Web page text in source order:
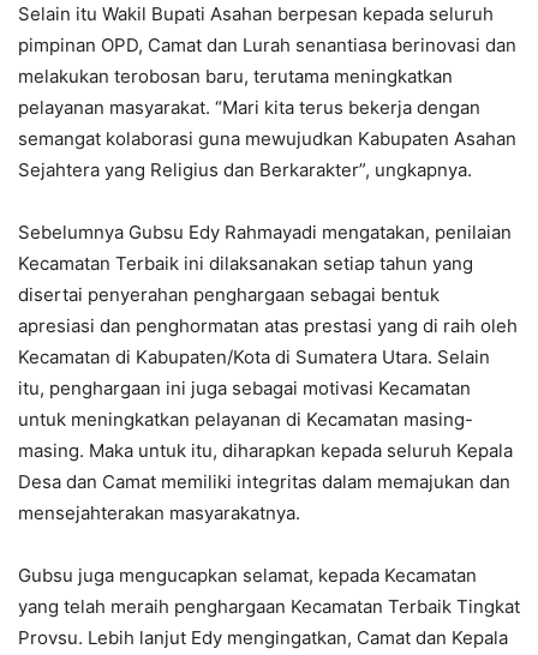
Selain itu Wakil Bupati Asahan berpesan kepada seluruh
pimpinan OPD, Camat dan Lurah senantiasa berinovasi dan
melakukan terobosan baru, terutama meningkatkan
pelayanan masyarakat. “Mari kita terus bekerja dengan
semangat kolaborasi guna mewujudkan Kabupaten Asahan
Sejahtera yang Religius dan Berkarakter”, ungkapnya.
Sebelumnya Gubsu Edy Rahmayadi mengatakan, penilaian
Kecamatan Terbaik ini dilaksanakan setiap tahun yang
disertai penyerahan penghargaan sebagai bentuk
apresiasi dan penghormatan atas prestasi yang di raih oleh
Kecamatan di Kabupaten/Kota di Sumatera Utara. Selain
itu, penghargaan ini juga sebagai motivasi Kecamatan
untuk meningkatkan pelayanan di Kecamatan masing-
masing. Maka untuk itu, diharapkan kepada seluruh Kepala
Desa dan Camat memiliki integritas dalam memajukan dan
mensejahterakan masyarakatnya.
Gubsu juga mengucapkan selamat, kepada Kecamatan
yang telah meraih penghargaan Kecamatan Terbaik Tingkat
Provsu. Lebih lanjut Edy mengingatkan, Camat dan Kepala